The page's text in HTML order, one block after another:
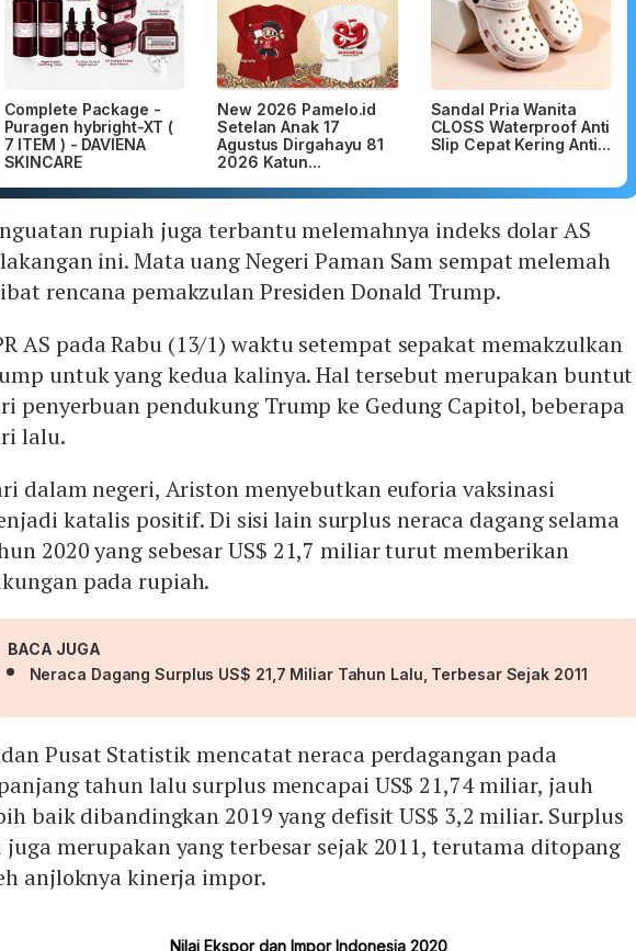
Complete Package -
Puragen hybright-XT (
7 ITEM ) - DAVIENA
SKINCARE
New 2026 Pamelo.id
Setelan Anak 17
Agustus Dirgahayu 81
2026 Katun...
Sandal Pria Wanita
CLOSS Waterproof Anti
Slip Cepat Kering Anti...
rupiah juga terbantu melemahnya indeks dolar AS
ini. Mata uang Negeri Paman Sam sempat melemah
rencana pemakzulan Presiden Donald Trump.
AS pada Rabu (13/1) waktu setempat sepakat memakzulkan
untuk yang kedua kalinya. Hal tersebut merupakan buntut
penyerbuan pendukung Trump ke Gedung Capitol, beberapa
lalu.
dalam negeri, Ariston menyebutkan euforia vaksinasi
katalis positif. Di sisi lain surplus neraca dagang selama
2020 yang sebesar US$ 21,7 miliar turut memberikan
pada rupiah.
BACA JUGA
Neraca Dagang Surplus US$ 21,7 Miliar Tahun Lalu, Terbesar Sejak 2011
Pusat Statistik mencatat neraca perdagangan pada
tahun lalu surplus mencapai US$ 21,74 miliar, jauh
baik dibandingkan 2019 yang defisit US$ 3,2 miliar. Surplus
juga merupakan yang terbesar sejak 2011, terutama ditopang
anjloknya kinerja impor.